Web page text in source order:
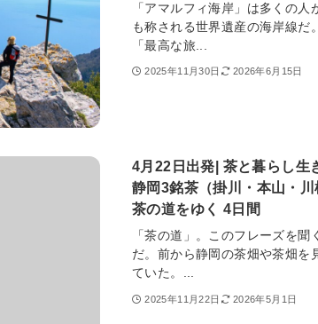
「アマルフィ海岸」は多くの
も称される世界遺産の海岸線だ
「最高な旅...
2025年11月30日 2026年6月15日
4月22日出発| 茶と暮らし生
静岡3銘茶（掛川・本山・川
茶の道をゆく 4日間
「茶の道」。このフレーズを
だ。前から静岡の茶畑や茶畑を
ていた。...
2025年11月22日 2026年5月1日